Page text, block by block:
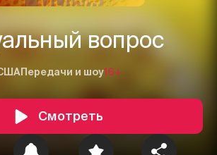
вопрос
Передачи и шоу16+
Смотреть